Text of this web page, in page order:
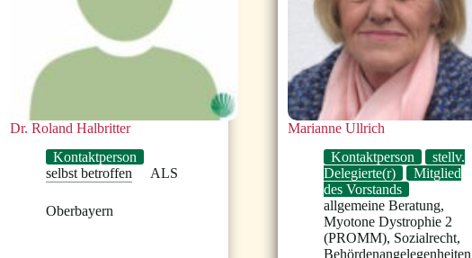
Dr. Roland Halbritter
Kontaktperson
selbst betroffen
ALS
Oberbayern
Marianne Ullrich
Kontaktperson
stellv.
Delegierte(r)
Mitglied
des Vorstands
allgemeine Beratung,
Myotone Dystrophie 2
(PROMM), Sozialrecht,
Behördenangelegenheiten